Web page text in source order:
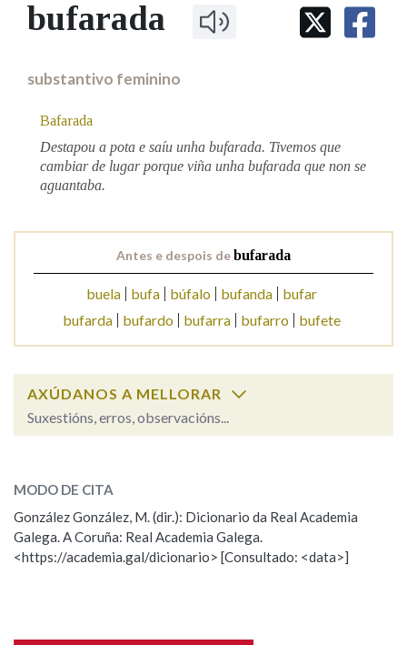
IDENTIDADE CORPORATIVA
MARCIAL DEL ADALID
FIGURAS HOMENAXEADAS
Facebook
TwitterYoutubeInstagram
Bluesky
BUSCAR NOS LEMAS
Remata por
Contén
Nas definicións
Nos exemplos
OUTRAS OPCIÓNS DE BUSCA
bufarada
substantivo feminino
Bafarada
Destapou a pota e saíu unha bufarada. Tivemos que
cambiar de lugar porque viña unha bufarada que non se
aguantaba.
Antes e despois debufarada
buela bufa búfalo bufanda
bufar
bufarda
bufardo bufarra bufarro bufete
AXÚDANOS A MELLORAR
Suxestións, erros, observacións...
ESCOLLE UNHA OPCIÓN:
Observación Hai un erro na palabra
Propoño mellorar a definición
MODO DE CITA
González González, M. (dir.): Dicionario da Real Academia
Galega. A Coruña: Real Academia Galega.
<https://academia.gal/dicionario> [Consultado: <data>]